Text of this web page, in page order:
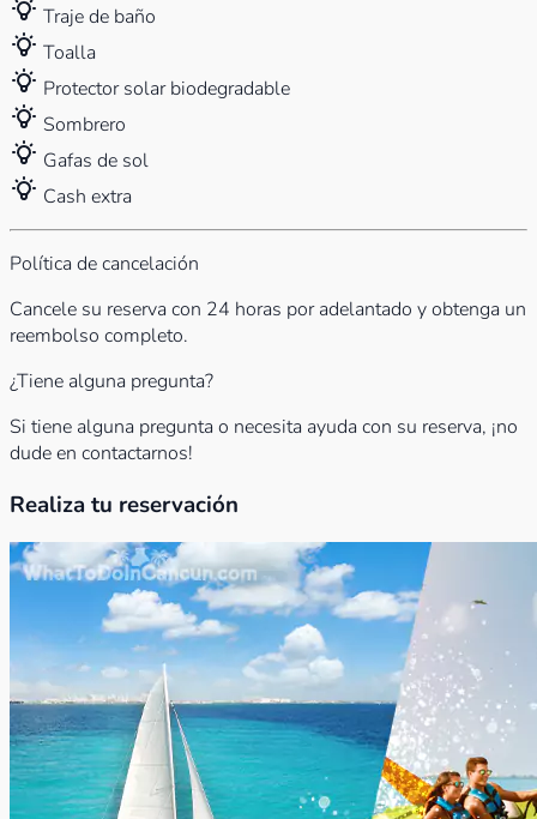
Traje de baño
Toalla
Protector solar biodegradable
Sombrero
Gafas de sol
Cash extra
Política de cancelación
Cancele su reserva con 24 horas por adelantado y obtenga un
reembolso completo.
¿Tiene alguna pregunta?
Si tiene alguna pregunta o necesita ayuda con su reserva, ¡no
dude en contactarnos!
Realiza tu reservación